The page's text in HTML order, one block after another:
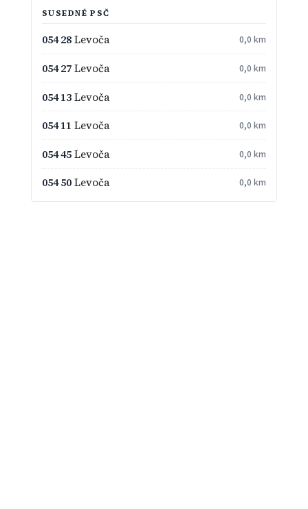
SUSEDNÉ PSČ
054 28Levoča 0,0 km
054 27Levoča 0,0 km
054 13Levoča 0,0 km
054 11 Levoča 0,0 km
054 45Levoča 0,0 km
054 50Levoča 0,0 km